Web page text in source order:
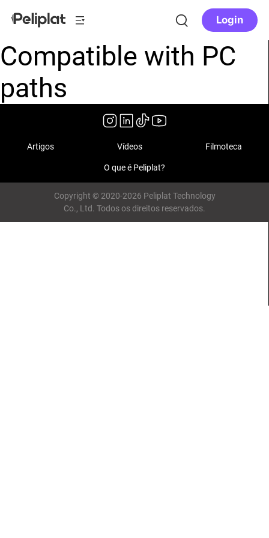
Login
Compatible with PC
paths
Artigos Vídeos Filmoteca
O que é Peliplat?
Copyright © 2020-2026 Peliplat Technology
Co., Ltd. Todos os direitos reservados.